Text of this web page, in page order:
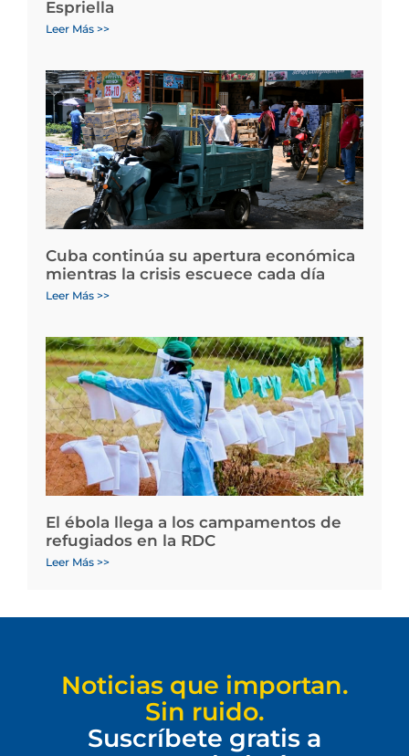
Espriella
Leer Más >>
Cuba continúa su apertura económica
mientras la crisis escuece cada día
Leer Más >>
El ébola llega a los campamentos de
refugiados en la RDC
Leer Más >>
Noticias que importan.
Sin ruido.
Suscríbete gratis a